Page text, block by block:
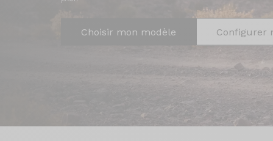
Choisir mon modèle Configurer